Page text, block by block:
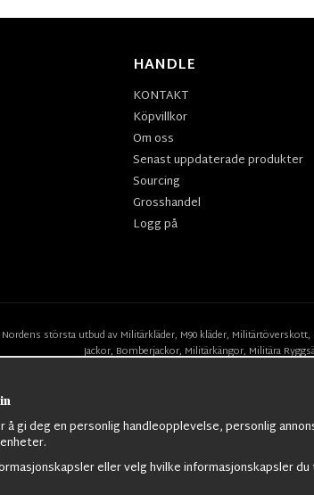
HANDLE
KONTAKT
Köpvillkor
Om oss
Senast uppdaterade produkter
Sourcing
Grosshandel
Logg på
Nordens största utbud av Militärkläder, M90 kläder, Militärtöverskott,
Jackor, Bomberjackor, Militärkängor, Militära
gi deg en personlig handleopplevelse, personlig
eller velg hvilke informasjonskapsler